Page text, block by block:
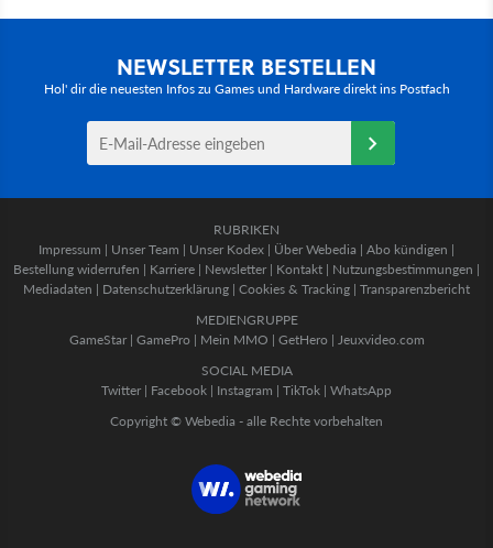
NEWSLETTER BESTELLEN
Hol' dir die neuesten Infos zu Games und Hardware direkt ins Postfach
RUBRIKEN
Impressum | Unser Team | Unser Kodex | Über Webedia | Abo kündigen |
Bestellung widerrufen | Karriere | Newsletter | Kontakt | Nutzungsbestimmungen |
Mediadaten | Datenschutzerklärung | Cookies & Tracking | Transparenzbericht
MEDIENGRUPPE
GameStar| GamePro | Mein MMO | GetHero | Jeuxvideo.com
SOCIAL MEDIA
Twitter | Facebook | Instagram | TikTok | WhatsApp
Copyright © Webedia - alle Rechte vorbehalten